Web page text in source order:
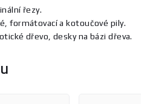
řezy.
formátovací a kotoučové pily.
dřevo, desky na bázi dřeva.